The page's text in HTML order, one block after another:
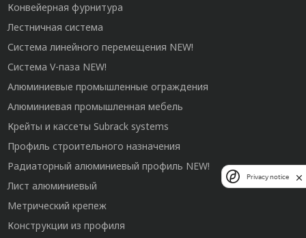
Конвейерная фурнитура
Лестничная система
Система линейного перемещения NEW!
Система V-паза NEW!
Алюминиевые промышленные ограждения
Алюминиевая промышленная мебель
Крейты и кассеты Subrack systems
Профиль строительного назначения
Радиаторный алюминиевый профиль NEW!
Лист алюминиевый
Метрический крепеж
Конструкции из профиля
Privacy notice